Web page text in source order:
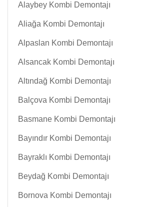
Alaybey Kombi Demontajı
Aliağa Kombi Demontajı
Alpaslan Kombi Demontajı
Alsancak Kombi Demontajı
Altındağ Kombi Demontajı
Balçova Kombi Demontajı
Basmane Kombi Demontajı
Bayındır Kombi Demontajı
Bayraklı Kombi Demontajı
Beydağ Kombi Demontajı
Bornova Kombi Demontajı